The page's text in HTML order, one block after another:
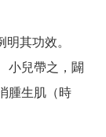
其功效。
小兒帶之，闢
腫生肌（時